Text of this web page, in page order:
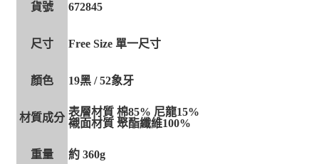
貨號 672845
尺寸 Free Size 單一尺寸
顏色 19黑 / 52象牙
材質成分 表層材質 棉85% 尼龍15%
襯面材質 聚酯纖維100%
重量 約 360g